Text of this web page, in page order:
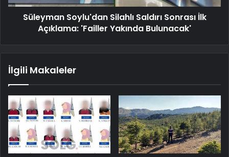
Süleyman Soylu'dan Silahlı Saldırı Sonrası İlk
Açıklama: 'Failler Yakında Bulunacak'
İlgili Makaleler